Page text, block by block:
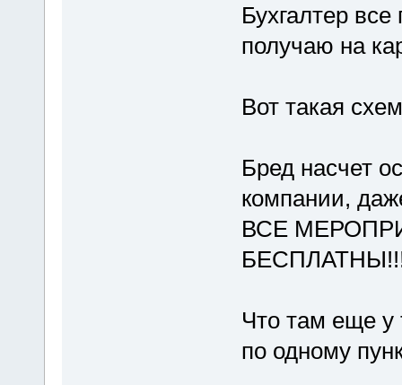
Бухгалтер
получаю на
Вот такая
Бред насчет
компании,
ВСЕ
БЕСПЛАТНЫ!!!
Что там еще у
по одному